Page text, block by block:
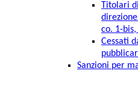
Titolari
co. 1-
Cessati
Sanzioni per